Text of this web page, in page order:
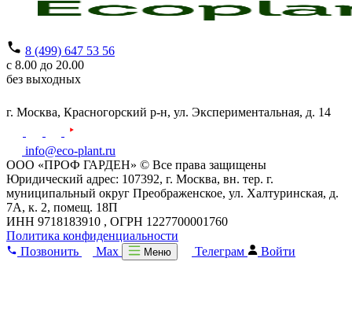
8 (499) 647 53 56
с 8.00 до 20.00
без выходных
г. Москва, Красногорский р-н, ул. Экспериментальная, д. 14
info@eco-plant.ru
ООО «ПРОФ ГАРДЕН» © Все права защищены
Юридический адрес: 107392, г. Москва, вн. тер. г.
муниципальный округ Преображенское, ул. Халтуринская, д.
7А, к. 2, помещ. 18П
ИНН 9718183910 , ОГРН 1227700001760
Политика конфиденциальности
Позвонить
Max Меню Телеграм Войти